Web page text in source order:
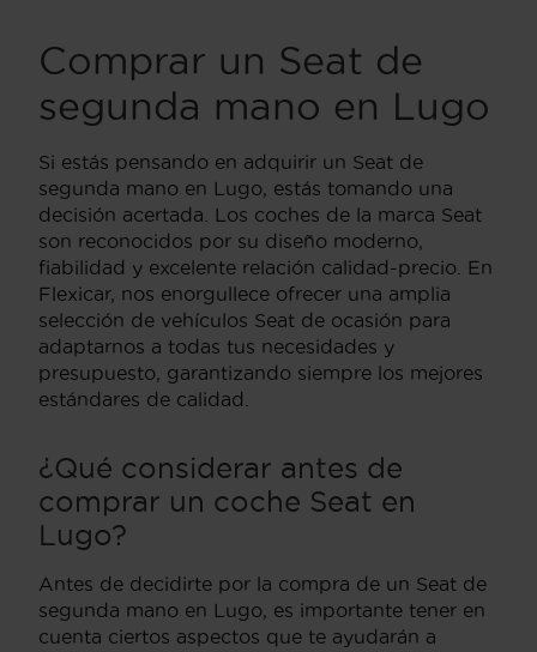
Comprar un Seat de
segunda mano en Lugo
Si estás pensando en adquirir un Seat de
segunda mano en Lugo, estás tomando una
decisión acertada. Los coches de la marca Seat
son reconocidos por su diseño moderno,
fiabilidad y excelente relación calidad-precio. En
Flexicar, nos enorgullece ofrecer una amplia
selección de vehículos Seat de ocasión para
adaptarnos a todas tus necesidades y
presupuesto, garantizando siempre los mejores
estándares de calidad.
¿Qué considerar antes de
comprar un coche Seat en
Lugo?
Antes de decidirte por la compra de un Seat de
segunda mano en Lugo, es importante tener en
cuenta ciertos aspectos que te ayudarán a